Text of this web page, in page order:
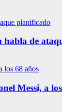
habla de
Messi, a